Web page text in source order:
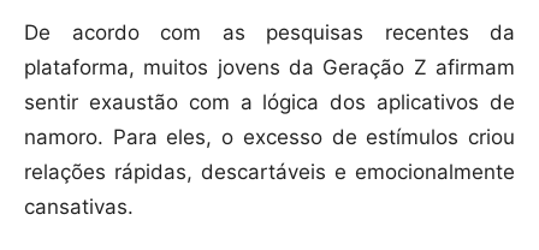
De acordo com as pesquisas recentes da
plataforma, muitos jovens da Geração Z afirmam
sentir exaustão com a lógica dos aplicativos de
namoro. Para eles, o excesso de estímulos criou
relações rápidas, descartáveis e emocionalmente
cansativas.